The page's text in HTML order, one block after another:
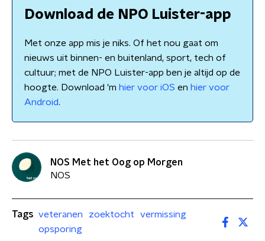
Download de NPO Luister-app
Met onze app mis je niks. Of het nou gaat om
nieuws uit binnen- en buitenland, sport, tech of
cultuur; met de NPO Luister-app ben je altijd op de
hoogte. Download 'm hier voor iOS en hier voor
Android.
NOS Met het Oog op Morgen
NOS
Tags veteranen zoektocht
vermissing
opsporing